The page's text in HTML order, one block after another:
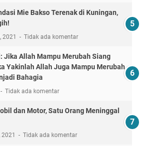
Mie Bakso Terenak di Kuningan,
2021 Tidak ada komentar
Jika Allah Mampu Merubah Siang
Yakinlah Allah Juga Mampu Merubah
Bahagia
Tidak ada komentar
dan Motor, Satu Orang Meninggal
Tidak ada komentar